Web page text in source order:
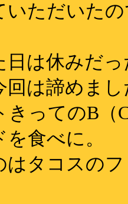
いただいた
日は休みだ
回は諦めま
きってのB
食べに。
はタコスの